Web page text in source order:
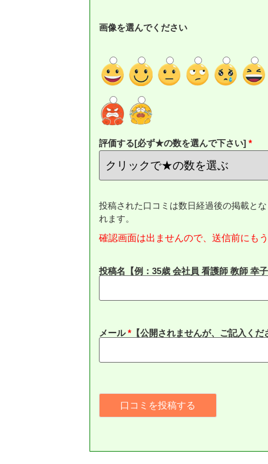
画像を選んでください
評価する[必ず★の数を選んで下さい]
投稿された口コミは数日経過後の掲載と
れます。
確認画面は出ませんので、送信前にも
投稿名【例：35歳 会社員 看護師 教師 幸子
メール* 【公開されませんが、ご記入くだ